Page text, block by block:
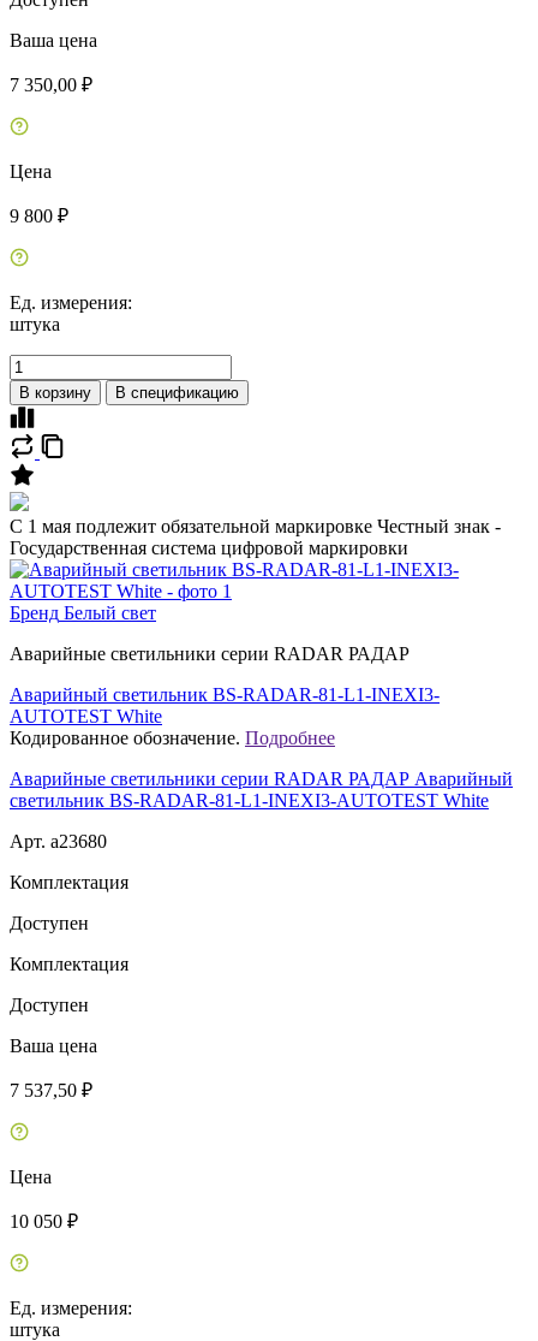
Ваша цена
7 350,00 ₽
Цена
9 800 ₽
Ед. измерения:
штука
В корзину В спецификацию
C 1 мая подлежит обязательной маркировке Честный знак -
Государственная система цифровой маркировки
Бренд Белый свет
Аварийные светильники серии RADAR РАДАР
Аварийный светильник BS-RADAR-81-L1-INEXI3-
AUTOTEST White
Кодированное обозначение. Подробнее
Аварийные светильники серии RADAR РАДАР Аварийный
светильник BS-RADAR-81-L1-INEXI3-AUTOTEST White
Арт. a23680
Комплектация
Доступен
Комплектация
Доступен
Ваша цена
7 537,50 ₽
Цена
10 050 ₽
Ед. измерения:
штука